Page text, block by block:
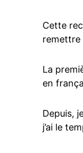
Cette
remettre
La
en
Depuis,
j’ai le